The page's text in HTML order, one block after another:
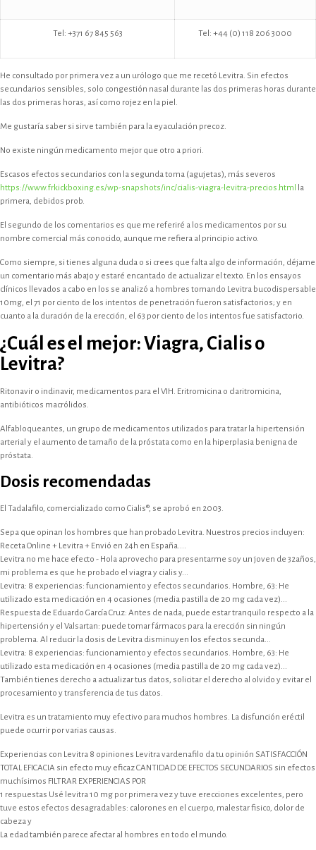
Tel: +371 67 845 563 Tel: +44 (0) 118 206 3000
He consultado por primera vez a un urólogo que me recetó Levitra. Sin efectos
secundarios sensibles, solo congestión nasal durante las dos primeras horas durante
las dos primeras horas, así como rojez en la piel.
Me gustaría saber si sirve también para la eyaculación precoz.
No existe ningún medicamento mejor que otro a priori.
Escasos efectos secundarios con la segunda toma (agujetas), más severos
https://www.frkickboxing.es/wp-snapshots/inc/cialis-viagra-levitra-precios.html
la
primera, debidos prob.
El segundo de los comentarios es que me referiré a los medicamentos por su
nombre comercial más conocido, aunque me refiera al principio activo.
Como siempre, si tienes alguna duda o si crees que falta algo de información, déjame
un comentario más abajo y estaré encantado de actualizar el texto. En los ensayos
clínicos llevados a cabo en los se analizó a hombres tomando Levitra bucodispersable
10mg, el 71 por ciento de los intentos de penetración fueron satisfactorios; y en
cuanto a la duración de la erección, el 63 por ciento de los intentos fue satisfactorio.
¿Cuál es el mejor: Viagra, Cialis o
Levitra?
Ritonavir o indinavir, medicamentos para el VIH. Eritromicina o claritromicina,
antibióticos macrólidos.
Alfabloqueantes, un grupo de medicamentos utilizados para tratar la hipertensión
arterial y el aumento de tamaño de la próstata como en la hiperplasia benigna de
próstata.
Dosis recomendadas
El Tadalafilo, comercializado como Cialis®, se aprobó en 2003.
Sepa que opinan los hombres que han probado Levitra. Nuestros precios incluyen:
Receta Online + Levitra + Envió en 24h en España....
Levitra no me hace efecto - Hola aprovecho para presentarme soy un joven de 32años,
mi problema es que he probado el viagra y cialis y...
Levitra: 8 experiencias: funcionamiento y efectos secundarios. Hombre, 63: He
utilizado esta medicación en 4 ocasiones (media pastilla de 20 mg cada vez)...
Respuesta de Eduardo García Cruz: Antes de nada, puede estar tranquilo respecto a la
hipertensión y el Valsartan: puede tomar fármacos para la erección sin ningún
problema. Al reducir la dosis de Levitra disminuyen los efectos secunda...
Levitra: 8 experiencias: funcionamiento y efectos secundarios. Hombre, 63: He
utilizado esta medicación en 4 ocasiones (media pastilla de 20 mg cada vez)...
También tienes derecho a actualizar tus datos, solicitar el derecho al olvido y evitar el
procesamiento y transferencia de tus datos.
Levitra es un tratamiento muy efectivo para muchos hombres. La disfunción eréctil
puede ocurrir por varias causas.
Experiencias con Levitra 8 opiniones Levitra vardenafilo da tu opinión SATISFACCIÓN
TOTAL EFICACIA sin efecto muy eficaz CANTIDAD DE EFECTOS SECUNDARIOS sin efectos
muchísimos FILTRAR EXPERIENCIAS POR
1 respuestas Usé levitra 10 mg por primera vez y tuve erecciones excelentes, pero
tuve estos efectos desagradables: calorones en el cuerpo, malestar fisico, dolor de
cabeza y
La edad también parece afectar al hombres en todo el mundo.